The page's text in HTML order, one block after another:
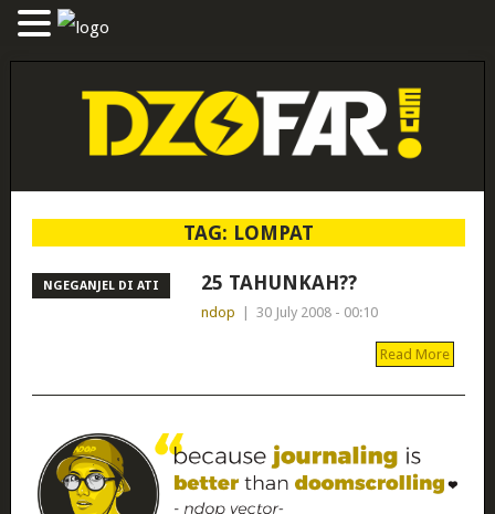
TAG: LOMPAT
NGEGANJEL DI ATI 25 TAHUNKAH??
ndop 30 July 2008 - 00:10
Read More